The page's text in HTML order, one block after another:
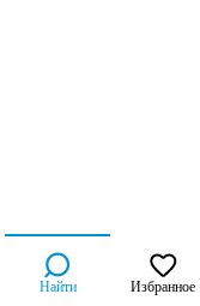
Найти Избранное